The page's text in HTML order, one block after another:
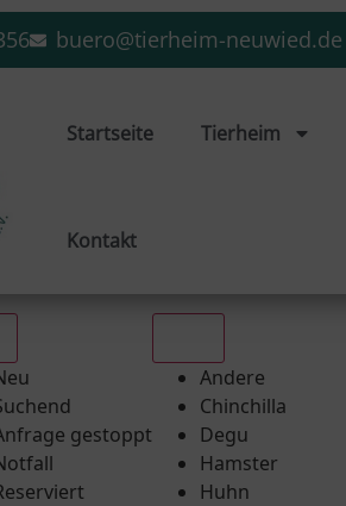
buero@tierheim-neuwied.de
Startseite Tierheim
Kontakt
gestoppt
Andere
Chinchilla
Degu
Hamster
Huhn